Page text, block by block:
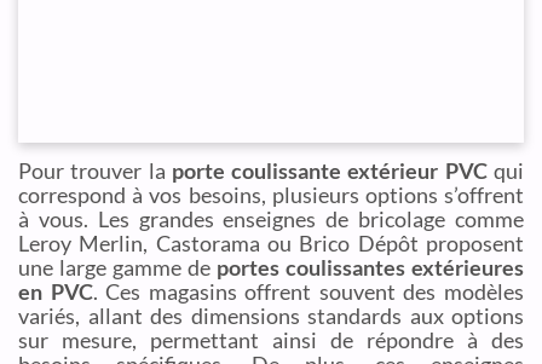
Pour trouver la porte coulissante extérieur PVCqui
correspond à vos besoins, plusieurs options s’offrent
à vous. Les grandes enseignes de bricolage comme
Leroy Merlin, Castorama ou Brico Dépôt proposent
une large gamme de portes coulissantes extérieures
en PVC. Ces magasins offrent souvent des modèles
variés, allant des dimensions standards aux options
sur mesure, permettant ainsi de répondre à des